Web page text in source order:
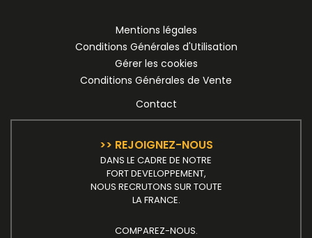
Mentions légales
Conditions Générales d'Utilisation
Gérer les cookies
Conditions Générales de Vente
Contact
>> REJOIGNEZ-NOUS
DANS LE CADRE DE NOTRE
FORT DEVELOPPEMENT,
NOUS RECRUTONS SUR TOUTE
LA FRANCE.
COMPAREZ-NOUS.